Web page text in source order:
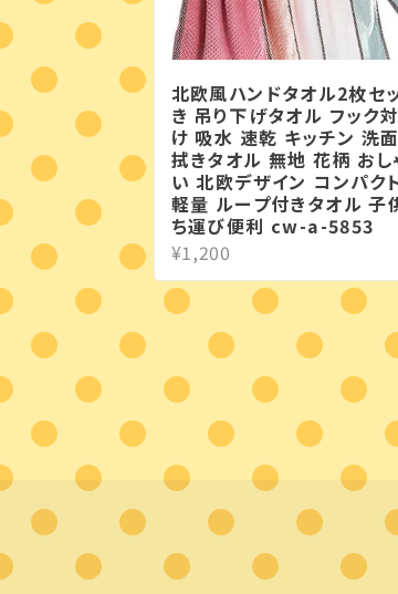
北欧風ハンドタオル2枚セ
き 吊り下げタオル フック
け 吸水 速乾 キッチン 洗
拭きタオル 無地 花柄 お
い 北欧デザイン コンパク
軽量 ループ付きタオル 子
ち運び便利 cw-a-5853
¥1,200